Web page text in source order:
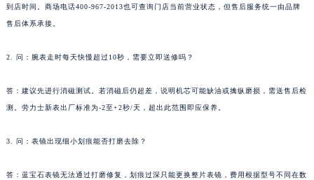
到店时间。商场电话400-967-2013也可查询门店当前营业状态，但售后服务统一由品牌
售后体系承接。
2. 问：腕表走时每天快慢超过10秒，需要立即送修吗？
答：建议先进行消磁测试。若消磁后仍超差，说明机芯可能缺油或擒纵磨损，需送售后检
测。劳力士新表出厂标准为-2至+2秒/天，超出此范围即应保养。
3. 问：表镜出现细小划痕能否打磨去除？
答：蓝宝石表镜无法通过打磨修复，划痕过深只能更换整片表镜，费用根据型号不同在数